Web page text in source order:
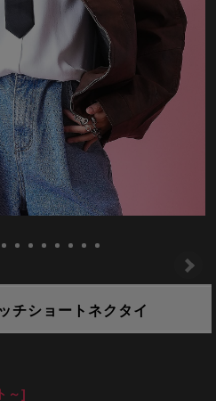
チショートネクタイ
～]